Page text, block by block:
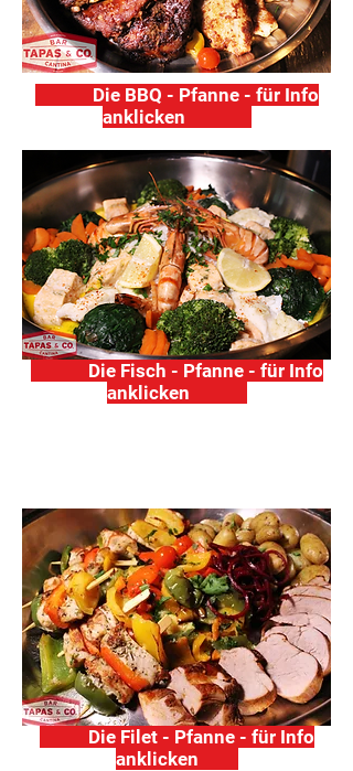
Die BBQ - Pfanne - für Info
anklicken
Die Fisch - Pfanne - für Info
anklicken
Die Filet - Pfanne - für Info
anklicken